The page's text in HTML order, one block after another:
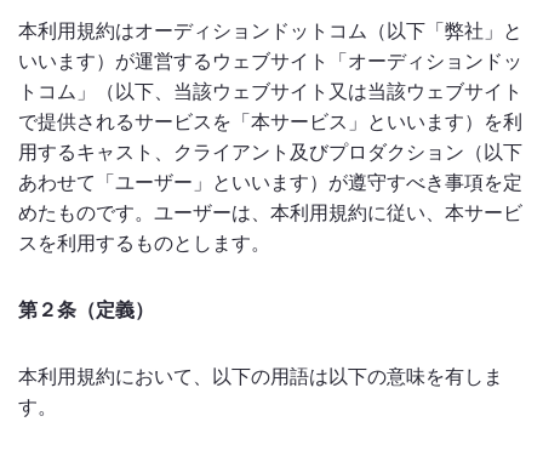
お問い合わせ
本利用規約はオーディションドットコム（以下「弊社」と
いいます）が運営するウェブサイト「オーディションドッ
トコム」（以下、当該ウェブサイト又は当該ウェブサイト
で提供されるサービスを「本サービス」といいます）を利
用するキャスト、クライアント及びプロダクション（以下
あわせて「ユーザー」といいます）が遵守すべき事項を定
めたものです。ユーザーは、本利用規約に従い、本サービ
スを利用するものとします。
第２条（定義）
本利用規約において、以下の用語は以下の意味を有しま
す。